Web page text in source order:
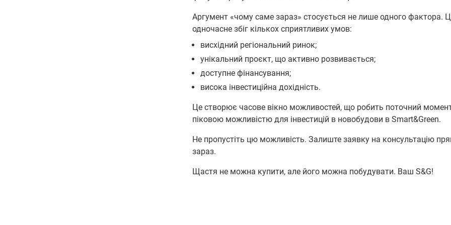
Аргумент «чому саме зараз» стосується не лише одного фактора.
одночасне збіг кількох сприятливих умов:
висхідний регіональний ринок;
унікальний проєкт, що активно розвивається;
доступне фінансування;
висока інвестиційна дохідність.
Це створює часове вікно можливостей, що робить поточний
піковою можливістю для інвестицій в новобудови в Smart&Green.
Не пропустіть цю можливість. Залиште заявку на консультацію
зараз.
Щастя не можна купити, але його можна побудувати. Ваш S&G!